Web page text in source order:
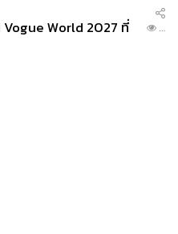
Cafe ที่เจริญกรุง แต่
เพราะดื่มแล้วสดชื่นมาก
บาท)
World 2027 ที่
...